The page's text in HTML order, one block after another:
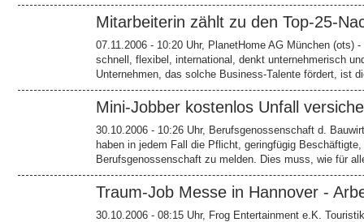
Mitarbeiterin zählt zu den Top-25-
07.11.2006 - 10:20 Uhr, PlanetHome AG München (ots)
schnell, flexibel, international, denkt unternehmerisch
Unternehmen, das solche Business-Talente fördert, ist
Mini-Jobber kostenlos Unfall
30.10.2006 - 10:26 Uhr, Berufsgenossenschaft d.
haben in jedem Fall die Pflicht, geringfügig
Berufsgenossenschaft zu melden. Dies muss, wie für
Traum-Job Messe in Hannover -
30.10.2006 - 08:15 Uhr, Frog Entertainment e.K.